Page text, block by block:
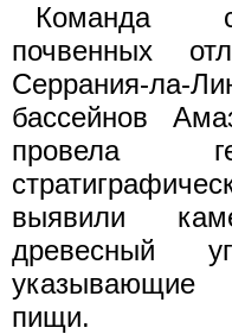
Команда
почвенных
Серрания-ла-
бассейнов
провела
выявили
древесный
указывающие
пищи.